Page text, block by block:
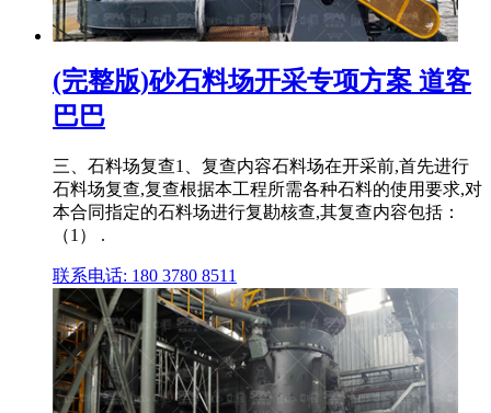
(完整版)砂石料场开采专项方案 道客
巴巴
三、石料场复查1、复查内容石料场在开采前,首先进行
石料场复查,复查根据本工程所需各种石料的使用要求,对
本合同指定的石料场进行复勘核查,其复查内容包括：
（1） .
联系电话: 180 3780 8511